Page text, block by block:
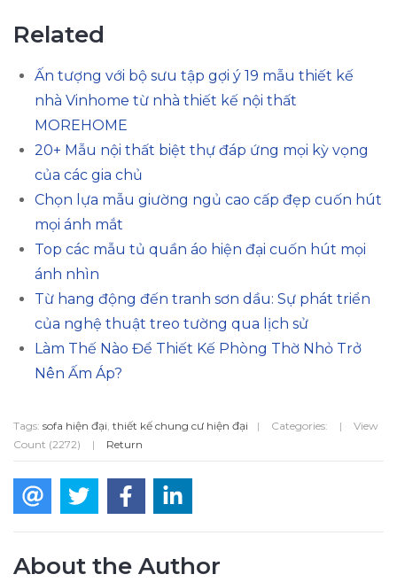
Related
Ấn tượng với bộ sưu tập gợi ý 19 mẫu thiết kế
nhà Vinhome từ nhà thiết kế nội thất
MOREHOME
20+ Mẫu nội thất biệt thự đáp ứng mọi kỳ vọng
của các gia chủ
Chọn lựa mẫu giường ngủ cao cấp đẹp cuốn hút
mọi ánh mắt
Top các mẫu tủ quần áo hiện đại cuốn hút mọi
ánh nhìn
Từ hang động đến tranh sơn dầu: Sự phát triển
của nghệ thuật treo tường qua lịch sử
Làm Thế Nào Để Thiết Kế Phòng Thờ Nhỏ Trở
Nên Ấm Áp?
Tags: sofa hiện đại thiết kế chung cư hiện đại | Categories: |
View
Count (2272)
| Return
About the Author